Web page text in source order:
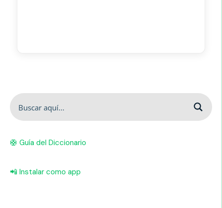
🛟 Guía del Diccionario
📲 Instalar como app